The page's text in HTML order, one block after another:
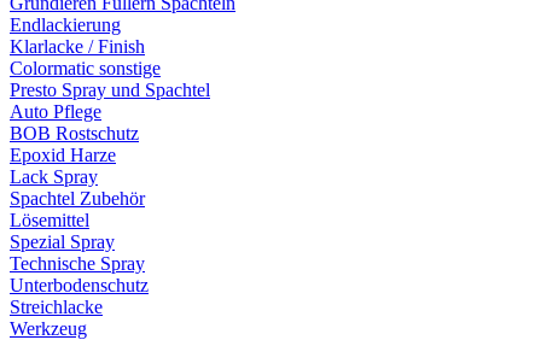
Endlackierung
Klarlacke / Finish
Colormatic sonstige
Presto Spray und Spachtel
Auto Pflege
BOB Rostschutz
Epoxid Harze
Lack Spray
Spachtel Zubehör
Lösemittel
Spezial Spray
Technische Spray
Unterbodenschutz
Streichlacke
Werkzeug